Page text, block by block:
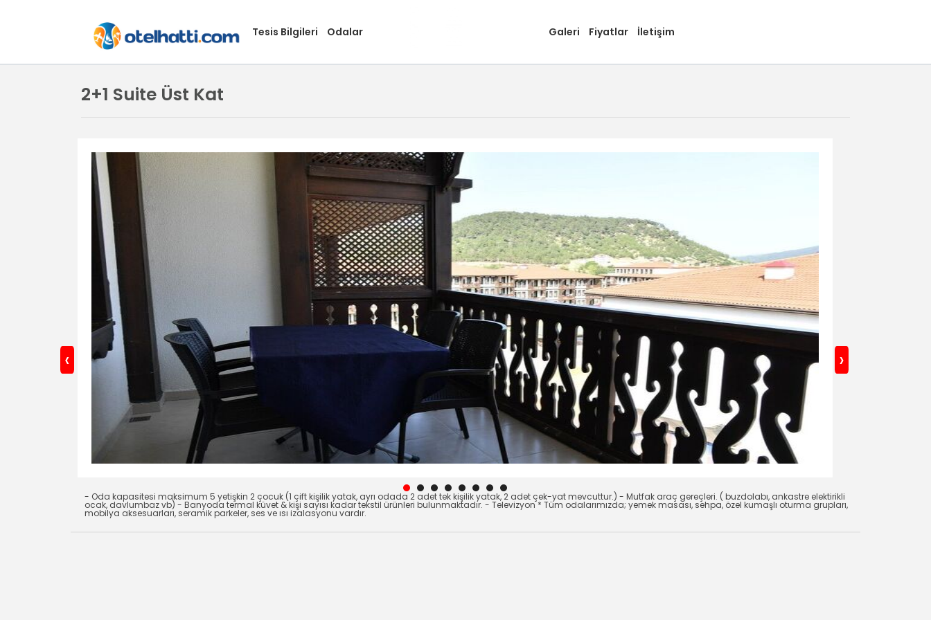
Tesis Bilgileri Odalar Galeri Fiyatlar İletişim
2+1 Suite Üst Kat
‹ ›
- Oda kapasitesi maksimum 5 yetişkin 2 çocuk (1 çift kişilik yatak, ayrı odada 2 adet tek kişilik yatak, 2 adet çek-yat mevcuttur.) - Mutfak araç gereçleri. ( buzdolabı, ankastre elektirikli
ocak, davlumbaz vb) - Banyoda termal küvet & kişi sayısı kadar tekstil ürünleri bulunmaktadır. - Televizyon * Tüm odalarımızda; yemek masası, sehpa, özel kumaşlı oturma grupları,
mobilya aksesuarları, seramik parkeler, ses ve ısı izalasyonu vardır.